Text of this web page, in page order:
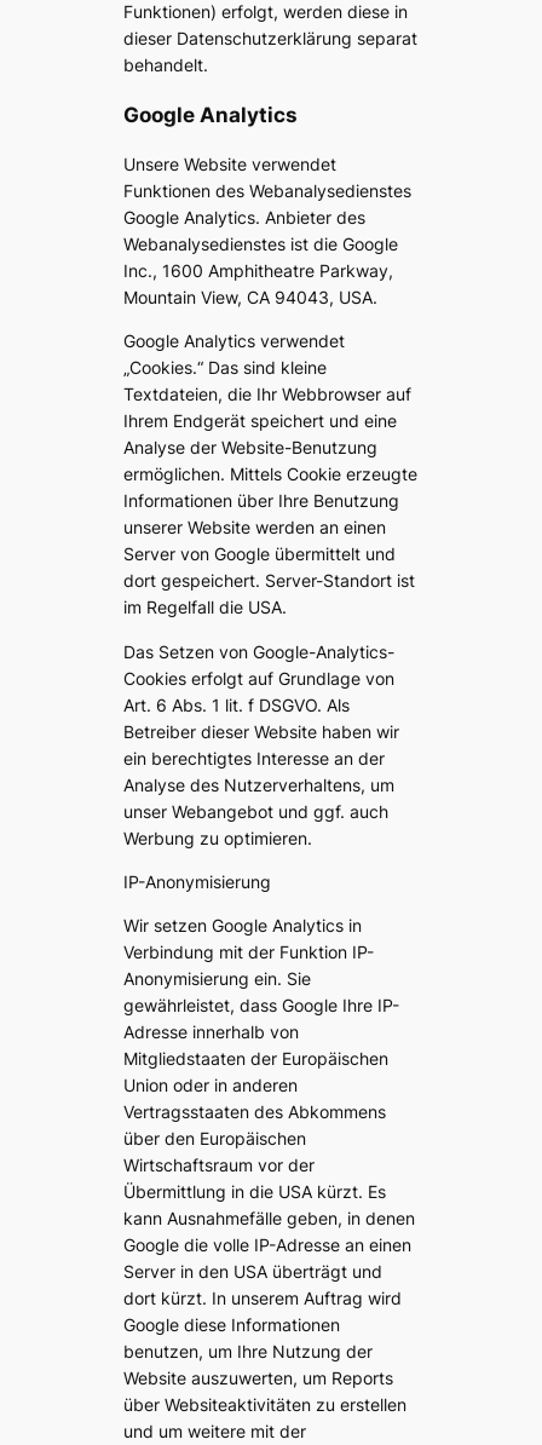
Funktionen) erfolgt, werden diese in
dieser Datenschutzerklärung separat
behandelt.
Google Analytics
Unsere Website verwendet
Funktionen des Webanalysedienstes
Google Analytics. Anbieter des
Webanalysedienstes ist die Google
Inc., 1600 Amphitheatre Parkway,
Mountain View, CA 94043, USA.
Google Analytics verwendet
„Cookies.“ Das sind kleine
Textdateien, die Ihr Webbrowser auf
Ihrem Endgerät speichert und eine
Analyse der Website-Benutzung
ermöglichen. Mittels Cookie erzeugte
Informationen über Ihre Benutzung
unserer Website werden an einen
Server von Google übermittelt und
dort gespeichert. Server-Standort ist
im Regelfall die USA.
Das Setzen von Google-Analytics-
Cookies erfolgt auf Grundlage von
Art. 6 Abs. 1 lit. f DSGVO. Als
Betreiber dieser Website haben wir
ein berechtigtes Interesse an der
Analyse des Nutzerverhaltens, um
unser Webangebot und ggf. auch
Werbung zu optimieren.
IP-Anonymisierung
Wir setzen Google Analytics in
Verbindung mit der Funktion IP-
Anonymisierung ein. Sie
gewährleistet, dass Google Ihre IP-
Adresse innerhalb von
Mitgliedstaaten der Europäischen
Union oder in anderen
Vertragsstaaten des Abkommens
über den Europäischen
Wirtschaftsraum vor der
Übermittlung in die USA kürzt. Es
kann Ausnahmefälle geben, in denen
Google die volle IP-Adresse an einen
Server in den USA überträgt und
dort kürzt. In unserem Auftrag wird
Google diese Informationen
benutzen, um Ihre Nutzung der
Website auszuwerten, um Reports
über Websiteaktivitäten zu erstellen
und um weitere mit der